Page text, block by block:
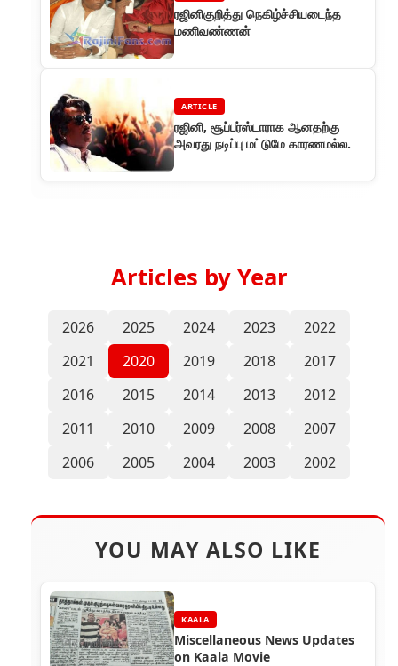
ரஜினிகுறித்து நெகிழ்ச்சியடைந்த
மணிவண்ணன்
ARTICLE
ரஜினி, சூப்பர்ஸ்டாராக ஆனதற்கு
அவரது நடிப்பு மட்டுமே காரணமல்ல.
Articles by Year
2026 2025 2024 2023
2022
2021
2020 2019 2018
2017
2016
2015 2014 2013
2012
2011
2010 2009 2008
2007
2006
2005 2004 2003 2002
YOU MAY ALSO LIKE
KAALA
Miscellaneous News Updates
on Kaala Movie